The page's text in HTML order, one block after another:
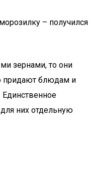
– получился
зернами, то они
придают блюдам и
них отдельную